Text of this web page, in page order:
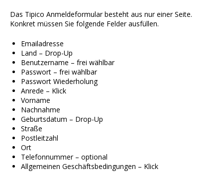
Das Tipico Anmeldeformular besteht aus nur einer Seite.
Konkret müssen Sie folgende Felder ausfüllen.
Emailadresse
Land – Drop-Up
Benutzername – frei wählbar
Passwort – frei wählbar
Passwort Wiederholung
Anrede – Klick
Vorname
Nachnahme
Geburtsdatum – Drop-Up
Straße
Postleitzahl
Ort
Telefonnummer – optional
Allgemeinen Geschäftsbedingungen – Klick